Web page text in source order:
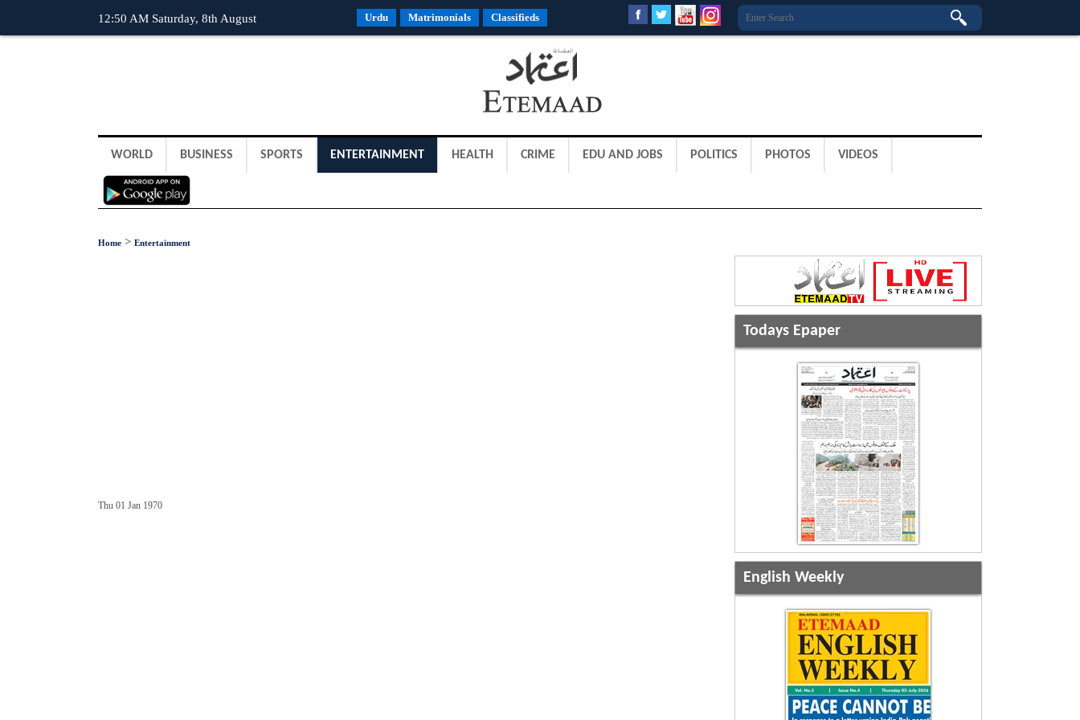
12:50 AM Saturday, 8th August Urdu Matrimonials Classifieds
WORLD BUSINESS SPORTS ENTERTAINMENT HEALTH CRIME EDU AND JOBS POLITICS PHOTOS VIDEOS
Home > Entertainment
Thu 01 Jan 1970
Todays Epaper
English Weekly